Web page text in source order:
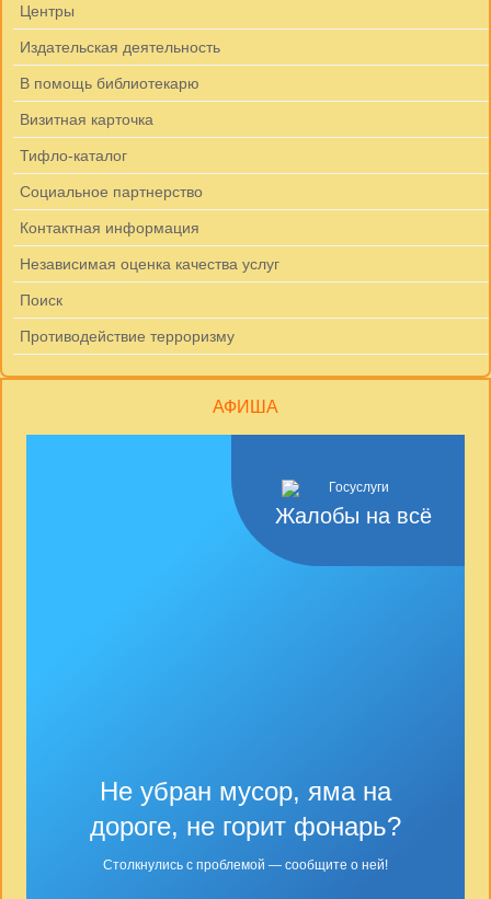
Центры
Издательская деятельность
В помощь библиотекарю
Визитная карточка
Тифло-каталог
Социальное партнерство
Контактная информация
Независимая оценка качества услуг
Поиск
Противодействие терроризму
АФИША
Жалобы на всё
Не убран мусор, яма на
дороге, не горит фонарь?
Столкнулись с проблемой — сообщите о ней!